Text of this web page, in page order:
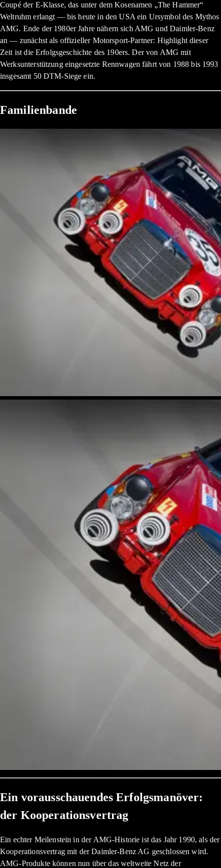
Coupé der E-Klasse, das unter dem Kosenamen „The Hammer“
Weltruhm erlangt — bis heute in den USA ein Ursymbol des Mythos
AMG. Ende der 1980er Jahre nähern sich AMG und Daimler-Benz
an — zunächst als offizieller Motorsport-Partner: Highlight dieser
Zeit ist die Erfolgsgeschichte des 190ers. Der von AMG mit
Werksunterstützung eingesetzte Rennwagen fährt von 1988 bis 1993
insgesamt 50 DTM-Siege ein.
Familienbande
Ein vorausschauendes Erfolgsmanöver:
der Kooperationsvertrag
Ein echter Meilenstein in der AMG-Historie ist das Jahr 1990, als der
Kooperationsvertrag mit der Daimler-Benz AG geschlossen wird.
AMG-Produkte können nun über das weltweite Netz der